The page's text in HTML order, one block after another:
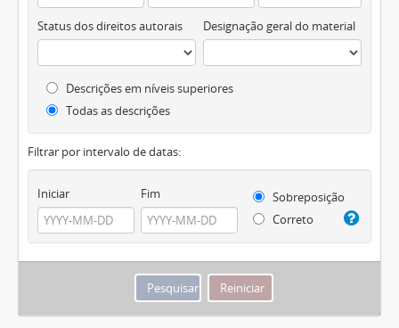
Status dos direitos autorais Designação geral do material
Descrições em níveis superiores
Todas as descrições
Filtrar por intervalo de datas:
Iniciar Fim
Sobreposição
Correto